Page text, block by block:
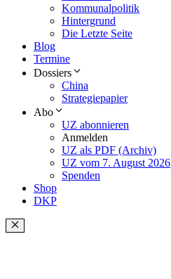
Kommunalpolitik
Hintergrund
Die Letzte Seite
Blog
Termine
Dossiers
China
Strategiepapier
Abo
UZ abonnieren
Anmelden
UZ als PDF (Archiv)
UZ vom 7. August 2026
Spenden
Shop
DKP
Schließen